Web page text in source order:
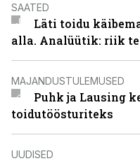
SAATED
Läti toidu
alla. Analüütik: riik
MAJANDUSTULEMUSED
Puhk ja Lausing
toidutöösturiteks
UUDISED